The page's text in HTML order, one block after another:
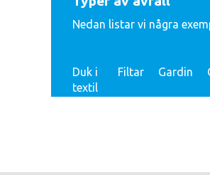
Nedan listar vi några
Duk i
textil
Filtar Gardin